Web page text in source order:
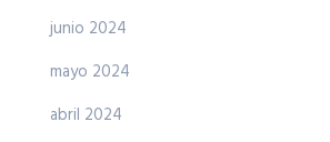
junio 2024
mayo 2024
abril 2024